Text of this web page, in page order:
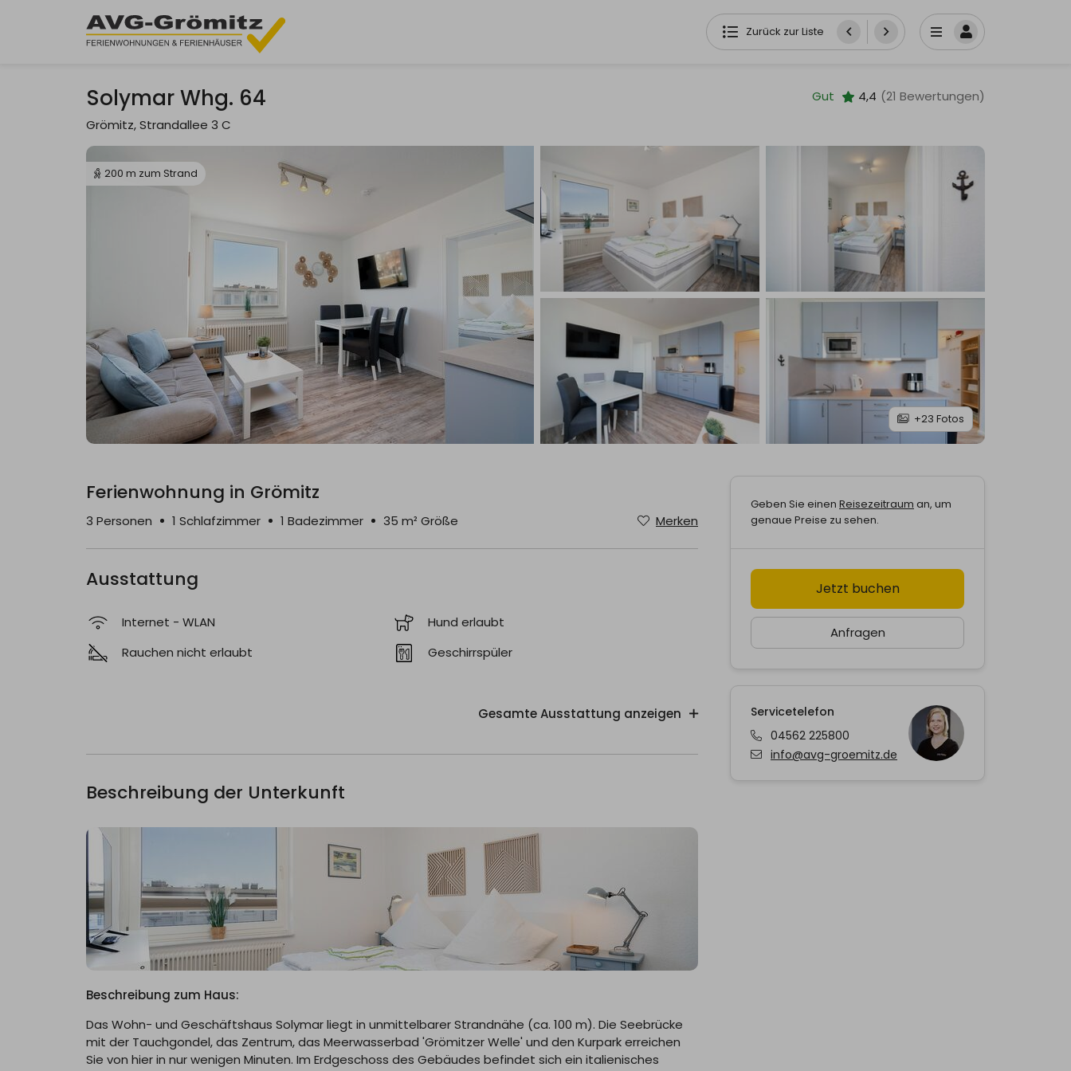
Zurück zur Liste
Solymar Whg. 64
Grömitz, Strandallee 3 C
Gut 4,4 (21 Bewertungen)
+23 Fotos
200 m zum Strand
Ausstattung
um genaue Preise zu sehen.
Jetzt buchen
Ferienwohnung in Grömitz
3 Personen 1 Schlafzimmer 1 Badezimmer 35 m² Größe Merken
Ausstattung
Internet - WLAN
Hund erlaubt
Rauchen nicht erlaubt
Geschirrspüler
Hund erlaubt
Verdunklungsmöglichkeit
Wohnbereich 2-Sitzer-Sofa
TV-Flachbild
CD-Player
Wohn-/Schlafzimmer
2-Plattenherd
Ceran-Kochfeld
Mikrowelle
Kühlschrank
Gefriermöglichkeit
Toaster
Wasserkocher
Filter-Kaffeemaschine
Gesamte Ausstattung anzeigen
Beschreibung der Unterkunft
Beschreibung zum Haus:
Das Wohn- und Geschäftshaus Solymar liegt in unmittelbarer Strandnähe (ca. 100 m). Die Seebrücke
mit der Tauchgondel, das Zentrum, das Meerwasserbad 'Grömitzer Welle' und den Kurpark erreichen
Sie von hier in nur wenigen Minuten. Im Erdgeschoss des Gebäudes befindet sich ein italienisches
Geben Sie einen Reisezeitraum an, um
genaue Preise zu sehen.
Jetzt buchen
Anfragen
Servicetelefon
04562 225800
info@avg-groemitz.de